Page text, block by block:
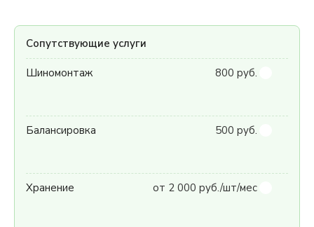
Сопутствующие услуги
Шиномонтаж 800 руб.
Балансировка 500 руб.
Хранение от 2 000 руб./шт/мес